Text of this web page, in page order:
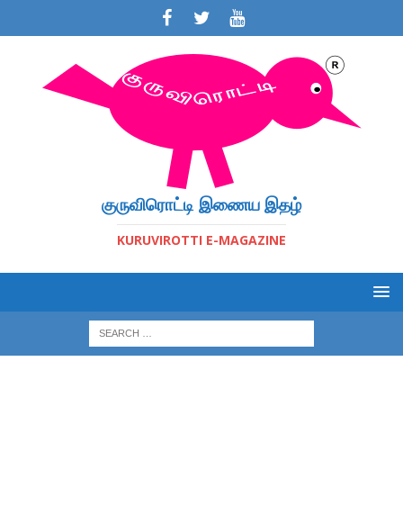
குருவிரொட்டி இணைய இதழ்
KURUVIROTTI E-MAGAZINE